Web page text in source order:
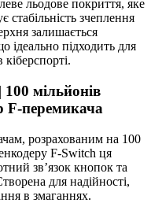
льодове покриття, яке
зчеплення
залишається
підходить для
мільйонів
F-перемикача
розрахованим на 100
F-Switch ця
зв’язок кнопок та
для надійності,
в змаганнях.